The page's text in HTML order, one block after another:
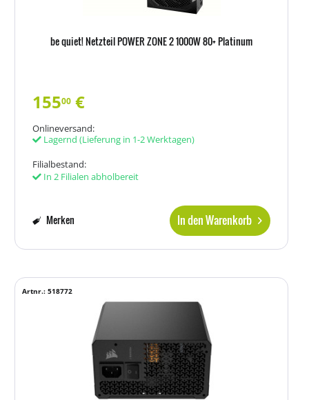
be quiet! Netzteil POWER ZONE 2 1000W 80+ Platinum
15500 €
Onlineversand:
Lagernd (Lieferung in 1-2 Werktagen)
Filialbestand:
In 2 Filialen abholbereit
In den Warenkorb
Merken
Artnr.: 518772